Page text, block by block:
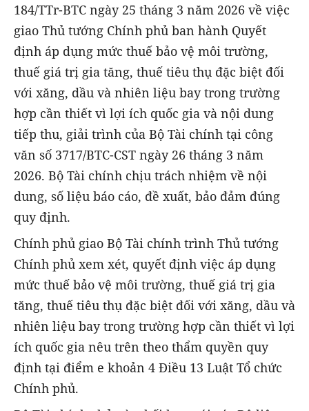
184/TTr-BTC ngày 25 tháng 3 năm 2026 về việc
giao Thủ tướng Chính phủ ban hành Quyết
định áp dụng mức thuế bảo vệ môi trường,
thuế giá trị gia tăng, thuế tiêu thụ đặc biệt đối
với xăng, dầu và nhiên liệu bay trong trường
hợp cần thiết vì lợi ích quốc gia và nội dung
tiếp thu, giải trình của Bộ Tài chính tại công
văn số 3717/BTC-CST ngày 26 tháng 3 năm
2026. Bộ Tài chính chịu trách nhiệm về nội
dung, số liệu báo cáo, đề xuất, bảo đảm đúng
quy định.
Chính phủ giao Bộ Tài chính trình Thủ tướng
Chính phủ xem xét, quyết định việc áp dụng
mức thuế bảo vệ môi trường, thuế giá trị gia
tăng, thuế tiêu thụ đặc biệt đối với xăng, dầu và
nhiên liệu bay trong trường hợp cần thiết vì lợi
ích quốc gia nêu trên theo thẩm quyền quy
định tại điểm e khoản 4 Điều 13 Luật Tổ chức
Chính phủ.